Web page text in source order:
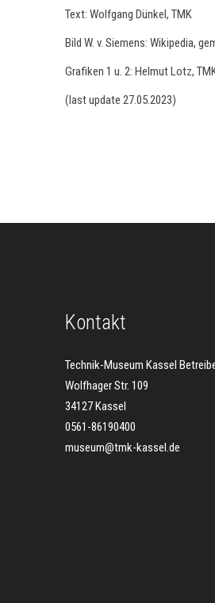
Text: Wolfgang Dünkel, TMK
Bild W. v. Siemens: Wikipedia,
Grafiken 1 u. 2: Helmut Lotz,
(last update 27.05.2023)
Kontakt
Technik-Museum Kassel
Wolfhager Str. 109
34127 Kassel
0561-86190400
museum@tmk-kassel.de